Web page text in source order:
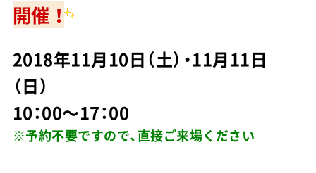
お知らせ・イベント情報
リフォームコラム
スタッフブログ
プライバシーポリシー
開催 ！
2018年11月10日（土）・11月11日
（日）
10：00～17：00
※予約不要ですので、直接ご来場ください